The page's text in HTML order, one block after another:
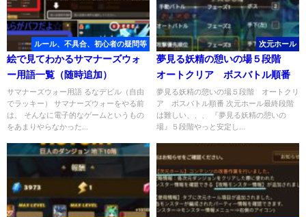
ルール、不具合、初心者の疑問等
絵で見てわかるサマナーズウォ
ー用語一覧（随時追加）
サマナーズウォー用語 るなデビル（自由
でラッキー） サマナーズウォーをやる前
は、 そんなに電子的なゲームというもの
をあまりやらなかった...
次元ホール
夢見る妖精の憩いの場５段階
オートクリア ボスバトル順番
夢見る妖精の憩いの場５段階 オートクリ
ア ボスバトル順番 次元ホール最終段階
は難しい、、、 『夢見る妖精の憩いの
場』５段階やっと安定し...